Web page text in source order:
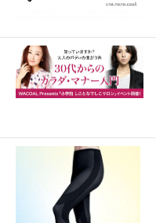
よくあるご質問